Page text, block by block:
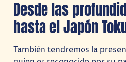
Desde las
hasta el Japón
También tendremos la